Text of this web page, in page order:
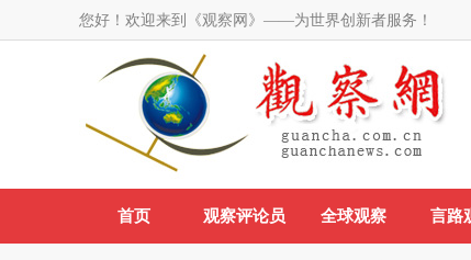
您好！欢迎来到《观察网》——为世界创新者服务！
首页 观察评论员 全球观察 言路